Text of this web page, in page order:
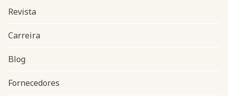
Navegação do rodapé
Revista
Carreira
Blog
Fornecedores